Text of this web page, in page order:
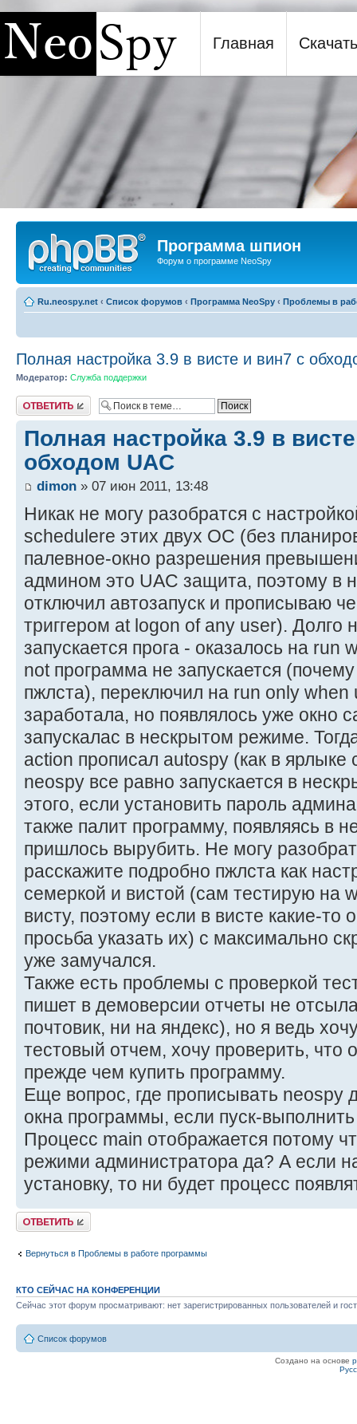
Программа шпион NeoSpy
Главная Скачать
Программа шпион
Форум о программе NeoSpy
Ru.neospy.net ‹ Список форумов ‹ Программа NeoSpy ‹ Проблемы в
Полная настройка 3.9 в висте и вин7 с
Модератор: Служба поддержки
Ответить
Полная настройка 3.9 в
обходом UAC
dimon » 07 июн 2011, 13:48
Никак не могу разобратся с
schedulerе этих двух ОС (без
палевное-окно разрешения
админом это UAC защита, поэтому в
отключил автозапуск и прописываю
триггером at logon of any user). Долго
запускается прога - оказалось на
not программа не запускается
пжлста), переключил на run only when
заработала, но появлялось уже окно
запускалас в нескрытом режиме.
action прописал autospy (как в ярлыке
neospy все равно запускается в
этого, если установить пароль
также палит программу, появляясь в
пришлось вырубить. Не могу
расскажите подробно пжлста как
семеркой и вистой (сам тестирую на
висту, поэтому если в висте какие-то
просьба указать их) с максимально
уже замучался.
Также есть проблемы с проверкой
пишет в демоверсии отчеты не
почтовик, ни на яндекс), но я ведь
тестовый отчем, хочу проверить, что
прежде чем купить программу.
Еще вопрос, где прописывать neospy
окна программы, если пуск-
Процесс main отображается потому
режими администратора да? А если
установку, то ни будет процесс
Ответить
Вернуться в Проблемы в работе программы
КТО СЕЙЧАС НА КОНФЕРЕНЦИИ
Сейчас этот форум просматривают: нет зарегистрированных пользователей и
Список форумов
Создано на основе